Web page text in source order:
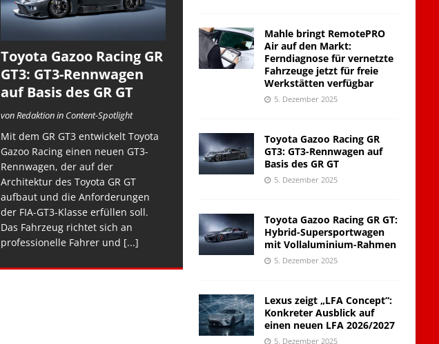
Toyota Gazoo Racing GR
GT3: GT3-Rennwagen
auf Basis des GR GT
von Redaktion in Content-Spotlight
Mit dem GR GT3 entwickelt Toyota
Gazoo Racing einen neuen GT3-
Rennwagen, der auf der
Architektur des Toyota GR GT
aufbaut und die Anforderungen
der FIA-GT3-Klasse erfüllen soll.
Das Fahrzeug richtet sich an
professionelle Fahrer und [...]
Mahle bringt RemotePRO
Air auf den Markt:
Ferndiagnose für vernetzte
Fahrzeuge jetzt für freie
Werkstätten verfügbar
5. Dezember 2025
Toyota Gazoo Racing GR
GT3: GT3-Rennwagen auf
Basis des GR GT
5. Dezember 2025
Toyota Gazoo Racing GR GT:
Hybrid-Supersportwagen
mit Vollaluminium-Rahmen
5. Dezember 2025
Lexus zeigt „LFA Concept“:
Konkreter Ausblick auf
einen neuen LFA 2026/2027
5. Dezember 2025